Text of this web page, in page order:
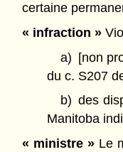
certaine
« infraction »
a) [non
du c. S207
b) des
Manitoba
« ministre »Le